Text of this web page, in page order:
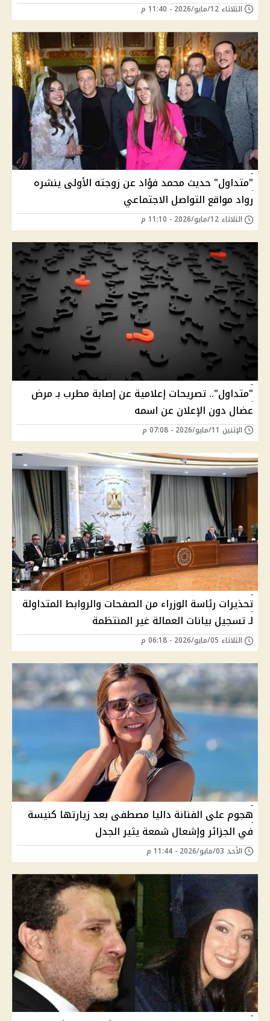
الثلاثاء 12/مايو/2026 - 11:40 م
"متداول" حديث محمد فؤاد عن زوجته الأولى ينشره
رواد مواقع التواصل الاجتماعي
الثلاثاء 12/مايو/2026 - 11:10 م
"متداول".. تصريحات إعلامية عن إصابة مطرب بـ مرض
عضال دون الإعلان عن اسمه
الإثنين 11/مايو/2026 - 07:08 م
تحذيرات رئاسة الوزراء من الصفحات والروابط المتداولة
لـ تسجيل بيانات العمالة غير المنتظمة
الثلاثاء 05/مايو/2026 - 06:18 م
هجوم على الفنانة داليا مصطفى بعد زيارتها كنيسة
في الجزائر وإشعال شمعة يثير الجدل
الأحد 03/مايو/2026 - 11:44 م